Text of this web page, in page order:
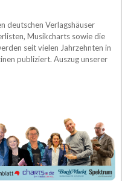
deutschen Verlagshäuser
Musikcharts sowie die
seit vielen Jahrzehnten in
publiziert. Auszug unserer